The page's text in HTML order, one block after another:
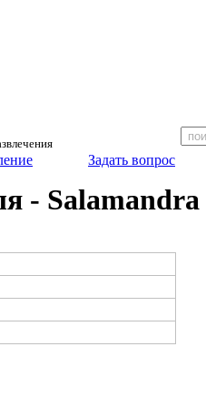
Задать вопрос
- Salamandra